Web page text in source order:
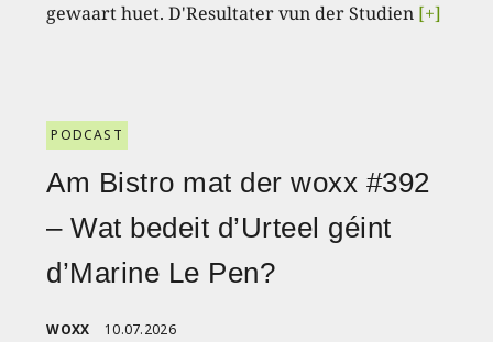
gewaart huet. D'Resultater vun der Studien [+]
PODCAST
Am Bistro mat der woxx #392
– Wat bedeit d’Urteel géint
d’Marine Le Pen?
WOXX 10.07.2026